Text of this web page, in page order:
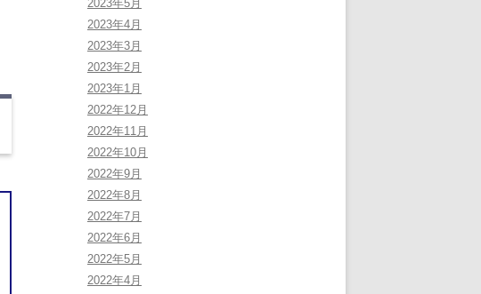
2023年5月
2023年4月
2023年3月
2023年2月
2023年1月
2022年12月
2022年11月
2022年10月
2022年9月
2022年8月
2022年7月
2022年6月
2022年5月
2022年4月